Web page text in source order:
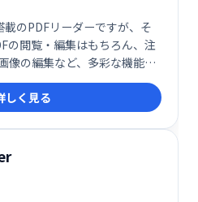
のPDFリーダーですが、そ
の閲覧・編集はもちろん、注
像の編集など、多彩な機能を
ールを無料で利用できるの
ださい。
しく見る